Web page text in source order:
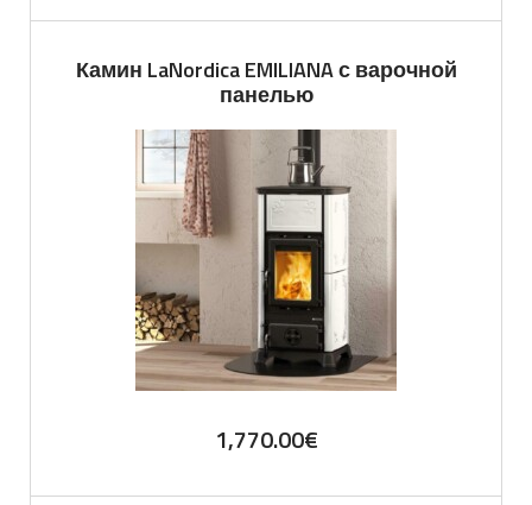
Камин LaNordica EMILIANA с варочной
панелью
1,770.00€